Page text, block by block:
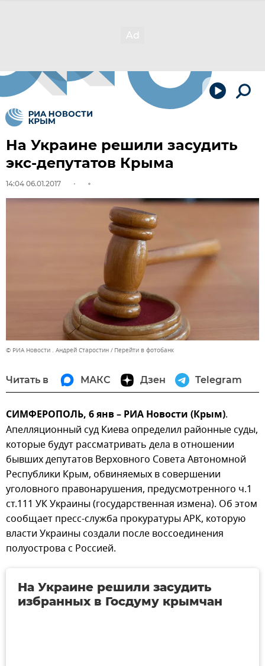
На Украине решили засудить
экс-депутатов Крыма
14:04 06.01.2017
© РИА Новости . Андрей Старостин Перейти в фотобанк
Читать в МАКС Дзен Telegram
СИМФЕРОПОЛЬ, 6 янв – РИА Новости (Крым).
Апелляционный суд Киева определил районные суды,
которые будут рассматривать дела в отношении
бывших депутатов Верховного Совета Автономной
Республики Крым, обвиняемых в совершении
уголовного правонарушения, предусмотренного ч.1
ст.111 УК Украины (государственная измена). Об этом
сообщает пресс-служба прокуратуры АРК, которую
власти Украины создали после воссоединения
полуострова с Россией.
На Украине решили засудить
избранных в Госдуму крымчан